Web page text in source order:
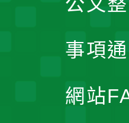
事項
網站